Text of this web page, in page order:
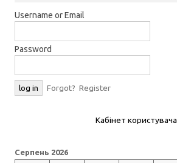
Username or Email
Password
Forgot? Register
Кабінет користувача
Серпень 2026